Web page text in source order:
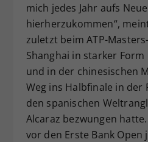
mich jedes Jahr aufs
hierherzukommen“,
zuletzt beim ATP-
Shanghai in starker
und in der chinesischen
Weg ins Halbfinale in der
den spanischen
Alcaraz bezwungen
vor den Erste Bank